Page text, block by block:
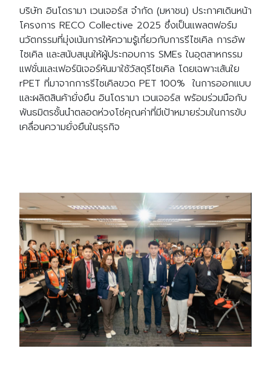
บริษัท อินโดรามา เวนเจอร์ส จำกัด (มหาชน) ประกาศเดินหน้า
โครงการ RECO Collective 2025 ซึ่งเป็นแพลตฟอร์ม
นวัตกรรมที่มุ่งเน้นการให้ความรู้เกี่ยวกับการรีไซเคิล การอัพ
ไซเคิล และสนับสนุนให้ผู้ประกอบการ SMEs ในอุตสาหกรรม
แฟชั่นและเฟอร์นิเจอร์หันมาใช้วัสดุรีไซเคิล โดยเฉพาะเส้นใย
rPET ที่มาจากการรีไซเคิลขวด PET 100% ในการออกแบบ
และผลิตสินค้ายั่งยืน อินโดรามา เวนเจอร์ส พร้อมร่วมมือกับ
พันธมิตรชั้นนำตลอดห่วงโซ่คุณค่าที่มีเป้าหมายร่วมในการขับ
เคลื่อนความยั่งยืนในธุรกิจ